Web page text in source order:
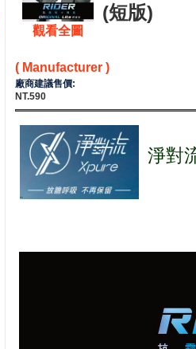
觀看全圖
(短版)
( Manufacturer )
廠商建議售價:
NT.590
淨對